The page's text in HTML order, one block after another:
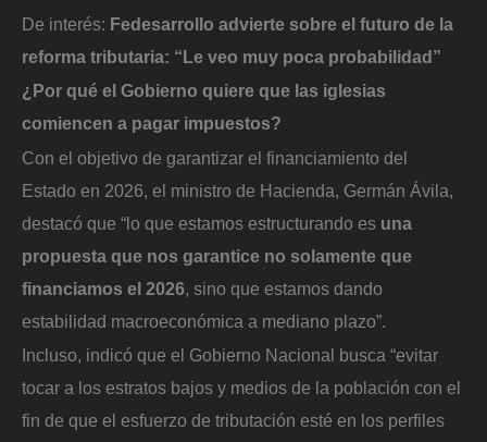
De interés: Fedesarrollo advierte sobre el futuro de la
reforma tributaria: “Le veo muy poca probabilidad”
¿Por qué el Gobierno quiere que las iglesias
comiencen a pagar impuestos?
Con el objetivo de garantizar el financiamiento del
Estado en 2026, el ministro de Hacienda, Germán Ávila,
destacó que “lo que estamos estructurando es una
propuesta que nos garantice no solamente que
financiamos el 2026, sino que estamos dando
estabilidad macroeconómica a mediano plazo”.
Incluso, indicó que el Gobierno Nacional busca “evitar
tocar a los estratos bajos y medios de la población con el
fin de que el esfuerzo de tributación esté en los perfiles